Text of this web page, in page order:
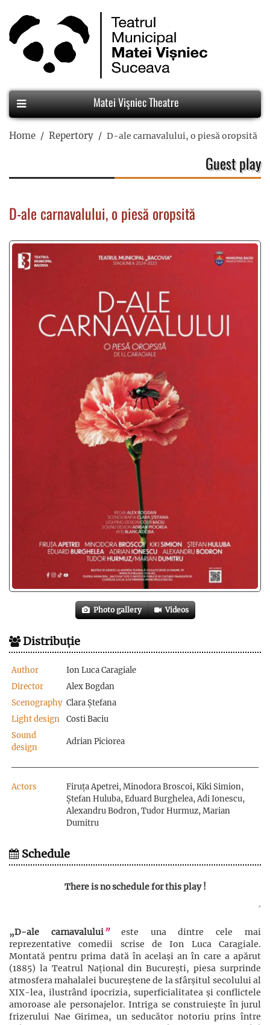
Matei Vişniec Theatre
Home Repertory D-ale carnavalului, o piesă oropsită
Guest play
D-ale carnavalului, o piesă oropsită
Photo gallery Videos
Distribuție
Author
Ion Luca Caragiale
Director
Alex Bogdan
Scenography Clara Ștefana
Light design
Costi Baciu
Sound
design
Adrian Piciorea
Actors
Firuța Apetrei, Minodora Broscoi, Kiki Simion,
Ștefan Huluba, Eduard Burghelea, Adi Ionescu,
Alexandru Bodron, Tudor Hurmuz, Marian
Dumitru
Schedule
There is no schedule for this play !
„D-ale carnavalului”este una dintre cele mai
reprezentative comedii scrise de Ion Luca Caragiale.
Montată pentru prima dată în același an în care a apărut
(1885) la Teatrul Național din București, piesa surprinde
atmosfera mahalalei bucureștene de la sfârșitul secolului al
XIX-lea, ilustrând ipocrizia, superficialitatea și conflictele
amoroase ale personajelor. Intriga se construiește în jurul
frizerului Nae Girimea, un seducător notoriu prins între